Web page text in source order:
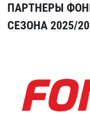
ПАРТНЕРЫ
СЕЗОНА 2025/